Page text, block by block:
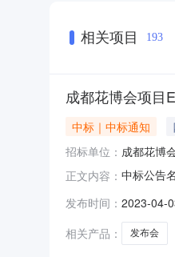
相关项目 193
成都花博会项目
中标｜中标通知
招标单位： 成都花博
正文内容： 中标公告
发布时间： 2023-04-
相关产品：
发布会